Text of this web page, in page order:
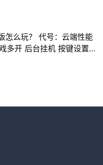
怎么玩？ 代号：云端性能
多开 后台挂机 按键设置